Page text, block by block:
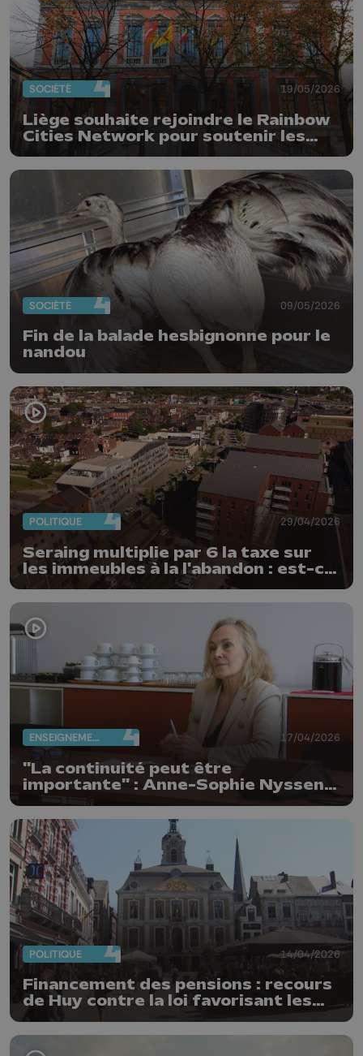
SOCIÉTÉ 19/05/2026
Liège souhaite rejoindre le Rainbow
Cities Network pour soutenir les
droits LGBTQIA+
SOCIÉTÉ 09/05/2026
Fin de la balade hesbignonne pour le
nandou
POLITIQUE 29/04/2026
Seraing multiplie par 6 la taxe sur
les immeubles à la l'abandon : est-ce
un succès ?
ENSEIGNEMENT 17/04/2026
"La continuité peut être
importante" : Anne-Sophie Nyssen
POLITIQUE 14/04/2026
Financement des pensions : recours
de Huy contre la loi favorisant les
villes de + 100.000 habitants